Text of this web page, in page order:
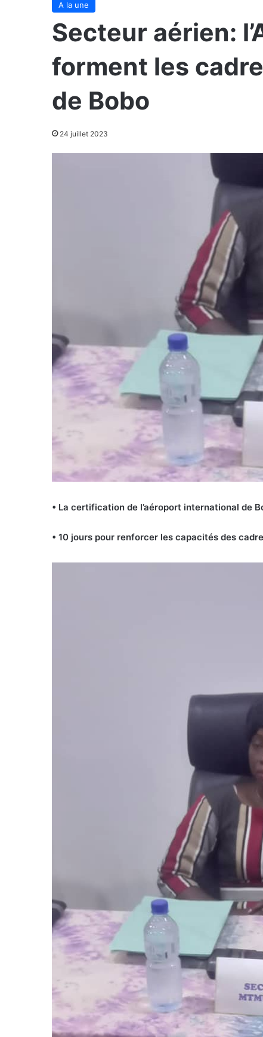
A la une
Secteur aérien:
forment les
de Bobo
24 juillet 2023
• La certification de l’aéroport international de
• 10 jours pour renforcer les capacités des